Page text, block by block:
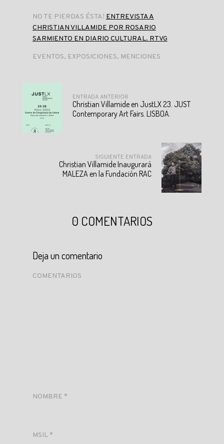
NO TE PIERDAS ÉSTA!ENTREVISTA A
CHRISTIAN VILLAMIDE POR ROSARIO
SARMIENTO EN DIARIO CULTURAL. RTVG
EVENTOS, EXPOSICIONES, MENCIONES
ENTRADA ANTERIOR
Christian Villamide en JustLX 23. JUST
Contemporary Art Fairs. LISBOA.
SIGUIENTE ENTRADA
Christian Villamide Inaugurará
MALEZA en la Fundación RAC
0 COMENTARIOS
Deja un comentario
COMENTARIOS
NOMBRE *
MSIL *